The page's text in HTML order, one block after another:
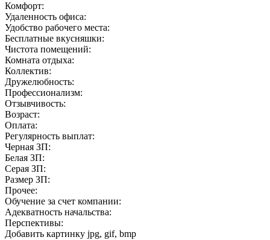
Комфорт:
Удаленность офиса:
Удобство рабочего места:
Бесплатные вкусняшки:
Чистота помещений:
Комната отдыха:
Коллектив:
Дружелюбность:
Профессионализм:
Отзывчивость:
Возраст:
Оплата:
Регулярность выплат:
Черная ЗП:
Белая ЗП:
Серая ЗП:
Размер ЗП:
Прочее:
Обучение за счет компании:
Адекватность начальства:
Перспективы:
Добавить картинку jpg, gif, bmp